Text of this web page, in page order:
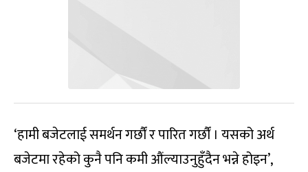
‘हामी बजेटलाई समर्थन गर्छौं र पारित गर्छौं । यसको अर्थ
बजेटमा रहेको कुनै पनि कमी औंल्याउनुहुँदैन भन्ने होइन’,